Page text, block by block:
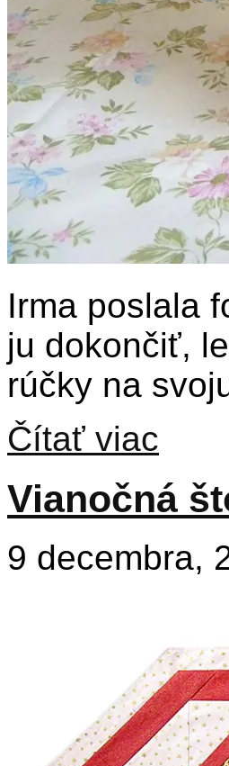
Irma poslala
ju dokončiť,
rúčky na
Čítať viac
Vianočná
9 decembra,